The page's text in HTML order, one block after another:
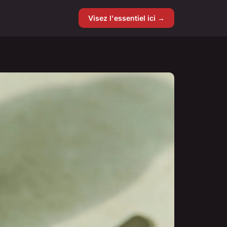
Visez l'essentiel ici →